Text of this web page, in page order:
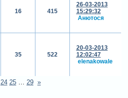
16 415
26-03-2013
15:29:32
Анютося
35 522
20-03-2013
12:02:47
elenakowale
24 25 … 29 »